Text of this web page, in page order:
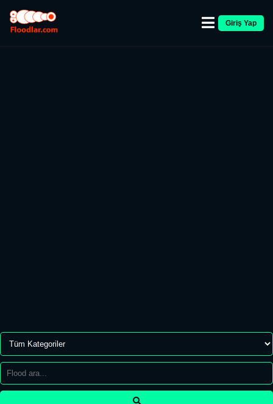
Giriş Yap